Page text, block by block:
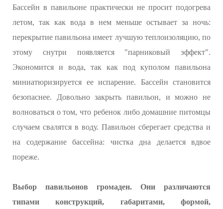
Бассейн в павильоне практически не просит подогрева
летом, так как вода в нем меньше остывает за ночь:
перекрытие павильона имеет лучшую теплоизоляцию, по
этому снутри появляется "парниковый эффект".
Экономится и вода, так как под куполом павильона
миниатюризируется ее испарение. Бассейн становится
безопаснее. Довольно закрыть павильон, и можно не
волноваться о том, что ребенок либо домашние питомцы
случаем свалятся в воду. Павильон сберегает средства и
на содержание бассейна: чистка дна делается вдвое
пореже.
Выбор павильонов громаден. Они различаются
типами конструкций, габаритами, формой,